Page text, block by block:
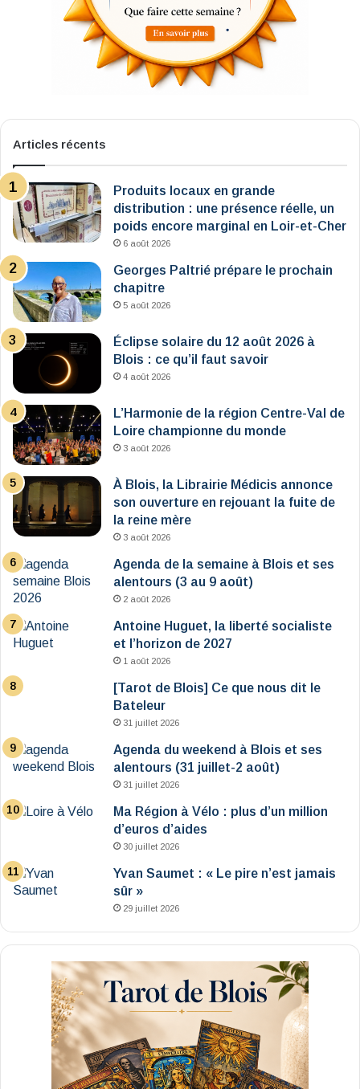
Articles récents
Produits locaux en grande
distribution : une présence réelle, un
poids encore marginal en Loir-et-Cher
6 août 2026
Georges Paltrié prépare le prochain
chapitre
5 août 2026
Éclipse solaire du 12 août 2026 à
Blois : ce qu’il faut savoir
4 août 2026
L’Harmonie de la région Centre-Val de
Loire championne du monde
3 août 2026
À Blois, la Librairie Médicis annonce
son ouverture en rejouant la fuite de
la reine mère
3 août 2026
Agenda de la semaine à Blois et ses
alentours (3 au 9 août)
2 août 2026
Antoine Huguet, la liberté socialiste
et l’horizon de 2027
1 août 2026
[Tarot de Blois] Ce que nous dit le
Bateleur
31 juillet 2026
Agenda du weekend à Blois et ses
alentours (31 juillet-2 août)
31 juillet 2026
Ma Région à Vélo : plus d’un million
d’euros d’aides
30 juillet 2026
Yvan Saumet : « Le pire n’est jamais
sûr »
29 juillet 2026